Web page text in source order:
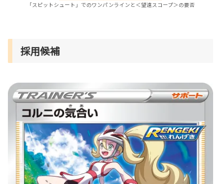
「スピットシュート」でのワンパンラインと＜望遠スコープ＞の要否
採用候補